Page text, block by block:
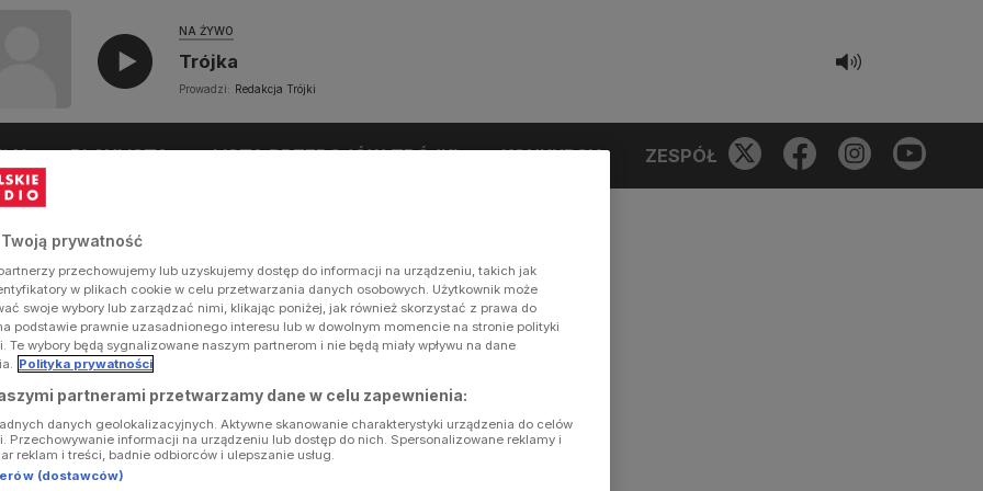
NA ŻYWO
Trójka
Prowadzi: Redakcja Trójki
PLAYLISTA LISTA PRZEBOJÓW TRÓJKI KONKURSY ZESPÓŁ
Twoją prywatność
przechowujemy lub uzyskujemy dostęp do informacji na urządzeniu, takich jak
w plikach cookie w celu przetwarzania danych osobowych. Użytkownik może
swoje wybory lub zarządzać nimi, klikając poniżej, jak również skorzystać z prawa do
podstawie prawnie uzasadnionego interesu lub w dowolnym momencie na stronie polityki
Te wybory będą sygnalizowane naszym partnerom i nie będą miały wpływu na dane
Polityka prywatności
partnerami przetwarzamy dane w celu zapewnienia:
danych geolokalizacyjnych. Aktywne skanowanie charakterystyki urządzenia do celów
Przechowywanie informacji na urządzeniu lub dostęp do nich. Spersonalizowane reklamy i
reklam i treści, badnie odbiorców i ulepszanie usług.
(dostawców)